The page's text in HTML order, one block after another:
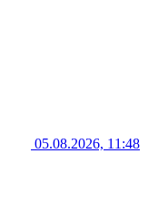
05.08.2026, 11:48